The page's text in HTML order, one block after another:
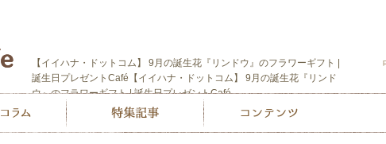
【イイハナ・ドットコム】 9月の誕生花『リンドウ』のフラワーギフト |
誕生日プレゼントCafé【イイハナ・ドットコム】 9月の誕生花『リンド
ウ』のフラワーギフト | 誕生日プレゼントCafé